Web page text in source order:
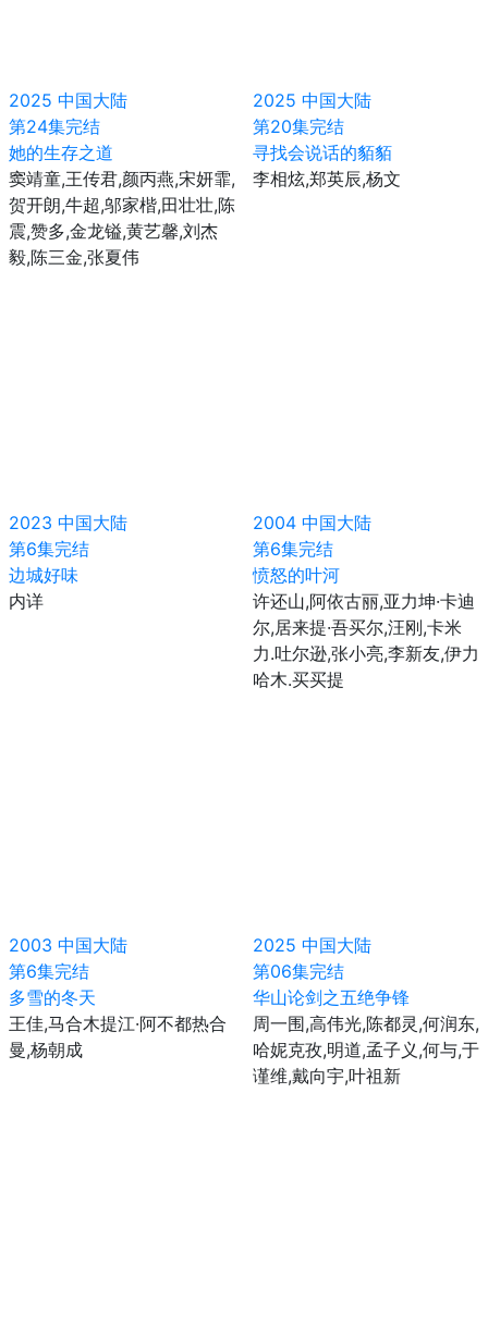
2025 中国大陆
第24集完结
她的生存之道
窦靖童,王传君,颜丙燕,宋妍霏,
贺开朗,牛超,邬家楷,田壮壮,陈
震,赞多,金龙镒,黄艺馨,刘杰
毅,陈三金,张夏伟
2025 中国大陆
第20集完结
寻找会说话的貊貊
李相炫,郑英辰,杨文
2023 中国大陆
第6集完结
边城好味
内详
2004 中国大陆
第6集完结
愤怒的叶河
许还山,阿依古丽,亚力坤·卡迪
尔,居来提·吾买尔,汪刚,卡米
力.吐尔逊,张小亮,李新友,伊力
哈木.买买提
2003 中国大陆
第6集完结
多雪的冬天
王佳,马合木提江·阿不都热合
曼,杨朝成
2025 中国大陆
第06集完结
华山论剑之五绝争锋
周一围,高伟光,陈都灵,何润东,
哈妮克孜,明道,孟子义,何与,于
谨维,戴向宇,叶祖新